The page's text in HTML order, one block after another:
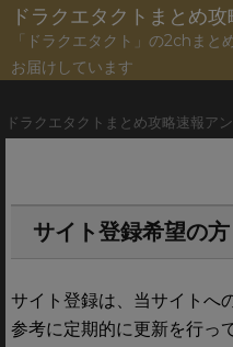
ドラクエタクトまとめ
「ドラクエタクト」の2chま
お届けしています
ドラクエタクトまとめ攻略速報ア
サイト登録希望の方
サイト登録は、当サイトへ
参考に定期的に更新を行っ